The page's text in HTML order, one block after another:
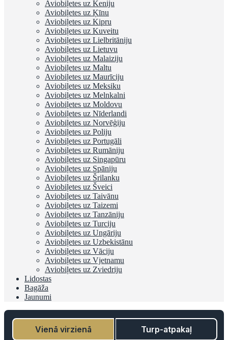
Aviobiļetes uz Keniju
Aviobiļetes uz Ķīnu
Aviobiļetes uz Kipru
Aviobiļetes uz Kuveitu
Aviobiļetes uz Lielbritāniju
Aviobiļetes uz Lietuvu
Aviobiļetes uz Malaiziju
Aviobiļetes uz Maltu
Aviobiļetes uz Maurīciju
Aviobiļetes uz Meksiku
Aviobiļetes uz Melnkalni
Aviobiļetes uz Moldovu
Aviobiļetes uz Nīderlandi
Aviobiļetes uz Norvēģiju
Aviobiļetes uz Poliju
Aviobiļetes uz Portugāli
Aviobiļetes uz Rumāniju
Aviobiļetes uz Singapūru
Aviobiļetes uz Spāniju
Aviobiļetes uz Šrilanku
Aviobiļetes uz Šveici
Aviobiļetes uz Taivānu
Aviobiļetes uz Taizemi
Aviobiļetes uz Tanzāniju
Aviobiļetes uz Turciju
Aviobiļetes uz Ungāriju
Aviobiļetes uz Uzbekistānu
Aviobiļetes uz Vāciju
Aviobiļetes uz Vjetnamu
Aviobiļetes uz Zviedriju
Lidostas
Bagāža
Jaunumi
Vienā virzienā Turp-atpakaļ